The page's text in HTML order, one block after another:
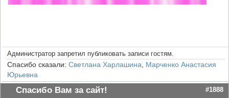
Администратор запретил публиковать записи гостям.
Спасибо сказали: Светлана Харлашина
Марченко Анастасия
Юрьевна
Спасибо Вам за сайт! #1888